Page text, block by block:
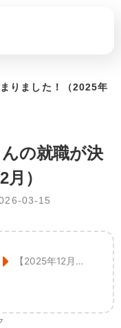
りました！（2025年
んの就職が決
）
03-15
【2025年12月】不動産業・障がい者雇用枠での採用